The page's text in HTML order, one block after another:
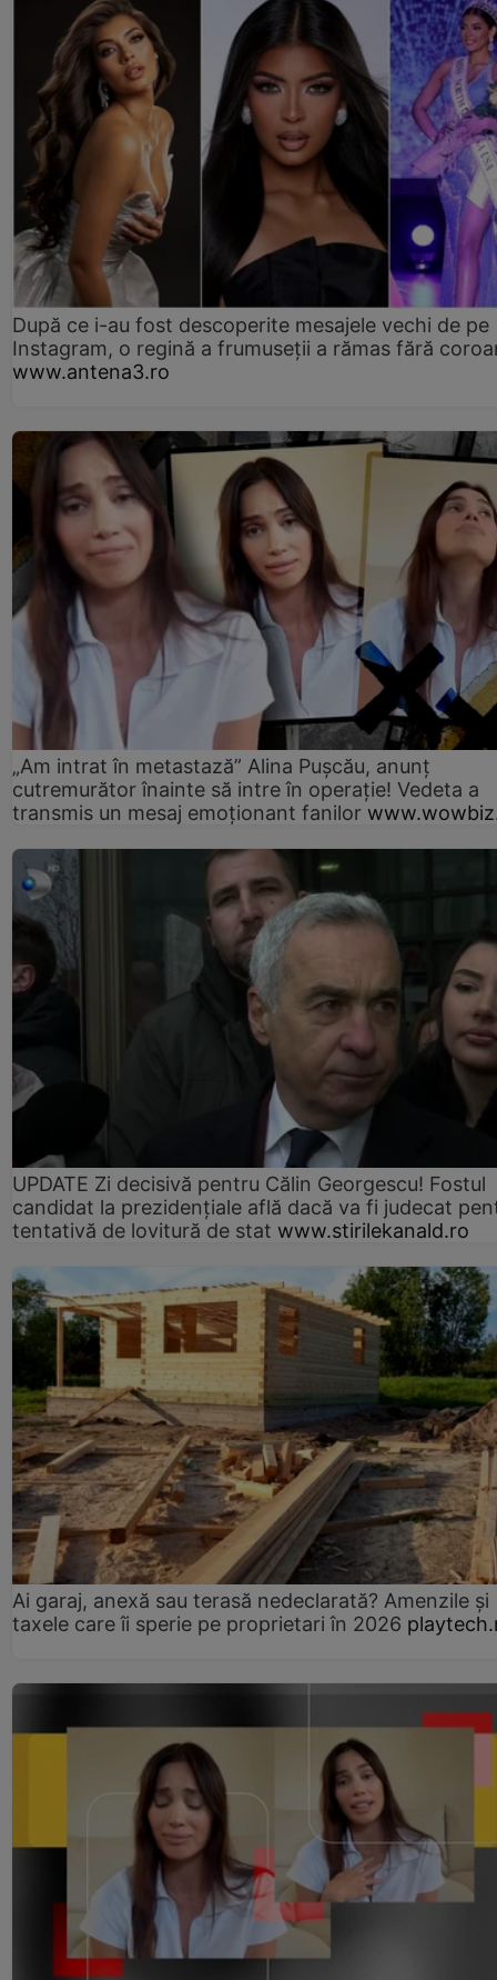
După ce i-au fost descoperite mesajele vechi de pe
Instagram, o regină a frumuseții a rămas fără
www.antena3.ro
„Am intrat în metastază” Alina Pușcău, anunț
cutremurător înainte să intre în operație! Vedeta a
transmis un mesaj emoționant fanilor
UPDATE Zi decisivă pentru Călin Georgescu! Fostul
candidat la prezidențiale află dacă va fi judecat
tentativă de lovitură de stat www.stirilekanald.ro
Ai garaj, anexă sau terasă nedeclarată? Amenzile și
taxele care îi sperie pe proprietari în 2026